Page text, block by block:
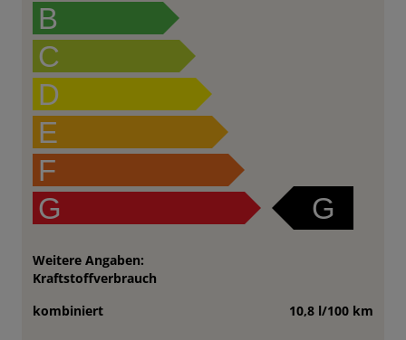
B
C
D
E
F
G
G
Weitere Angaben:
Kraftstoffverbrauch
kombiniert
10,8 l/100 km